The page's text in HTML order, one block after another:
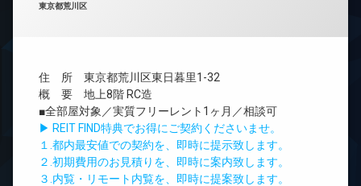
カテゴリー:
東京都荒川区
住 所 東京都荒川区東日暮里1-32
概 要 地上8階 RC造
■全部屋対象／実質フリーレント1ヶ月／相談可
▶ REIT FIND特典でお得にご契約くださいませ。
１.都内最安値での契約を、即時に提示致します。
２.初期費用のお見積りを、即時に案内致します。
３.内覧・リモート内覧を、即時に提案致します。